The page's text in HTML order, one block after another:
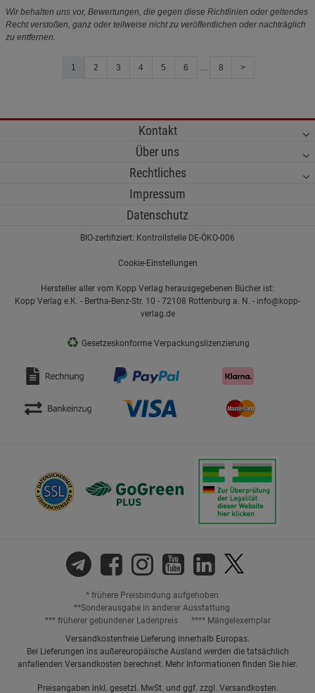
Wir behalten uns vor, Bewertungen, die gegen diese Richtlinien oder geltendes
Recht verstoßen, ganz oder teilweise nicht zu veröffentlichen oder nachträglich
zu entfernen.
1 2 3 4 5 6 .... 8 >
Kontakt
Über uns
Rechtliches
Impressum
Datenschutz
BIO-zertifiziert: Kontrollstelle DE-ÖKO-006
Cookie-Einstellungen
Hersteller aller vom Kopp Verlag herausgegebenen Bücher ist:
Kopp Verlag e.K. - Bertha-Benz-Str. 10 - 72108 Rottenburg a. N. - info@kopp-
verlag.de
♻ Gesetzeskonforme Verpackungslizenzierung
* frühere Preisbindung aufgehoben
**Sonderausgabe in anderer Ausstattung
*** früherer gebundener Ladenpreis
**** Mängelexemplar
Versandkostenfreie Lieferung innerhalb Europas.
Bei Lieferungen ins außereuropäische Ausland werden die tatsächlich
anfallenden Versandkosten berechnet. Mehr Informationen finden Sie hier.
Preisangaben inkl. gesetzl. MwSt. und ggf. zzgl. Versandkosten.